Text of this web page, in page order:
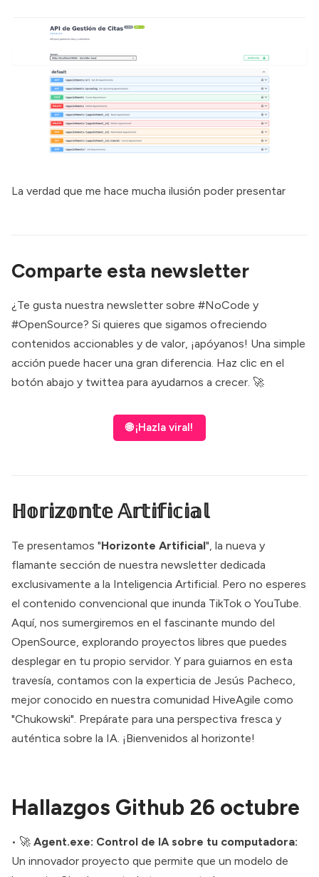
La verdad que me hace mucha ilusión poder presentar
Comparte esta newsletter
¿Te gusta nuestra newsletter sobre #NoCode y
#OpenSource? Si quieres que sigamos ofreciendo
contenidos accionables y de valor, ¡apóyanos! Una simple
acción puede hacer una gran diferencia. Haz clic en el
botón abajo y twittea para ayudarnos a crecer. 🚀
🌐 ¡Hazla viral!
ℍ𝕠𝕣𝕚𝕫𝕠𝕟𝕥𝕖 𝔸𝕣𝕥𝕚𝕗𝕚𝕔𝕚𝕒𝕝
Te presentamos "Horizonte Artificial", la nueva y
flamante sección de nuestra newsletter dedicada
exclusivamente a la Inteligencia Artificial. Pero no esperes
el contenido convencional que inunda TikTok o YouTube.
Aquí, nos sumergiremos en el fascinante mundo del
OpenSource, explorando proyectos libres que puedes
desplegar en tu propio servidor. Y para guiarnos en esta
travesía, contamos con la experticia de Jesús Pacheco
mejor conocido en nuestra comunidad HiveAgile como
"Chukowski". Prepárate para una perspectiva fresca y
auténtica sobre la IA. ¡Bienvenidos al horizonte!
Hallazgos Github 26 octubre
• 🚀 Agent.exe: Control de IA sobre tu computadora:
Un innovador proyecto que permite que un modelo de